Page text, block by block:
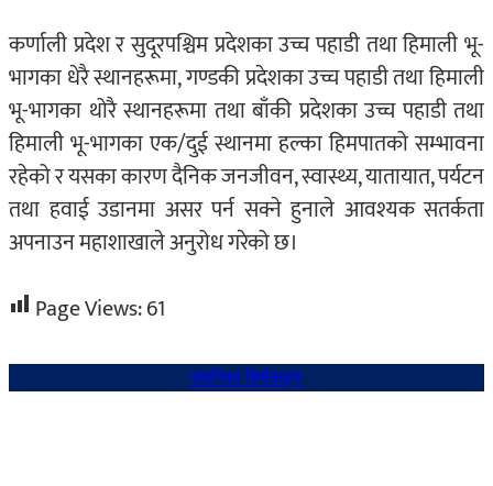
कर्णाली प्रदेश र सुदूरपश्चिम प्रदेशका उच्च पहाडी तथा हिमाली भू-
भागका धेरै स्थानहरूमा, गण्डकी प्रदेशका उच्च पहाडी तथा हिमाली
भू-भागका थोरै स्थानहरूमा तथा बाँकी प्रदेशका उच्च पहाडी तथा
हिमाली भू-भागका एक/दुई स्थानमा हल्का हिमपातको सम्भावना
रहेको र यसका कारण दैनिक जनजीवन, स्वास्थ्य, यातायात, पर्यटन
तथा हवाई उडानमा असर पर्न सक्ने हुनाले आवश्यक सतर्कता
अपनाउन महाशाखाले अनुरोध गरेको छ।
Page Views:61
संबन्धित शिर्षकहरु